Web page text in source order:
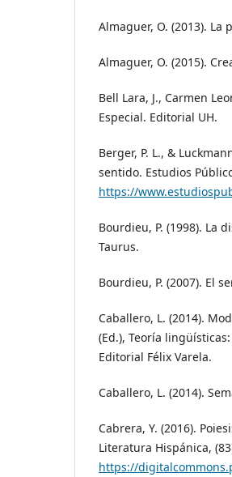
Almaguer, O. (2013). La
Almaguer, O. (2015).
Bell Lara, J., Carmen
Especial. Editorial UH.
Berger, P. L., &
sentido. Estudios
https://
Bourdieu, P. (1998). La
Taurus.
Bourdieu, P. (2007). El
Caballero, L. (2014).
(Ed.), Teoría
Editorial Félix Varela.
Caballero, L. (2014).
Cabrera, Y. (2016).
Literatura Hispánica,
https://